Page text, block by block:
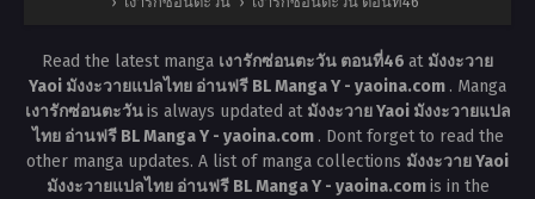
Read the latest manga เงารักซ่อนตะวัน ตอนที่46 at มังงะวาย
Yaoi มังงะวายแปลไทย อ่านฟรี BL Manga Y - yaoina.com . Manga
เงารักซ่อนตะวันis always updated at มังงะวาย Yaoi มังงะวายแปล
ไทย อ่านฟรี BL Manga Y - yaoina.com . Dont forget to read the
other manga updates. A list of manga collections มังงะวาย Yaoi
มังงะวายแปลไทย อ่านฟรี BL Manga Y - yaoina.comis in the